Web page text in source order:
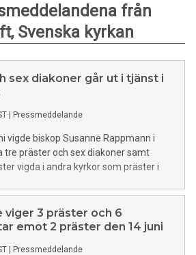
från
Svenska kyrkan
sex diakoner går ut i tjänst i
| Pressmeddelande
vigde biskop Susanne Rappmann i
tre präster och sex diakoner samt
vigda i andra kyrkor som präster i
viger 3 präster och 6
emot 2 präster den 14 juni
| Pressmeddelande